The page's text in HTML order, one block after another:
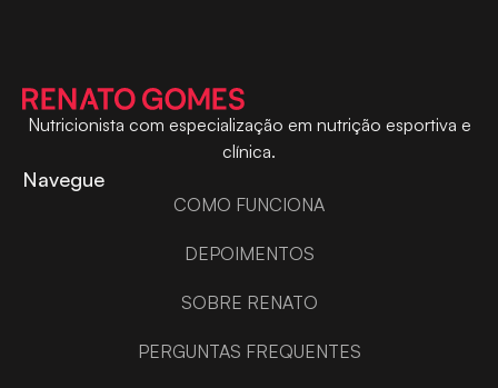
Nutricionista com especialização em nutrição esportiva e
clínica.
Navegue
COMO FUNCIONA
DEPOIMENTOS
SOBRE RENATO
PERGUNTAS FREQUENTES